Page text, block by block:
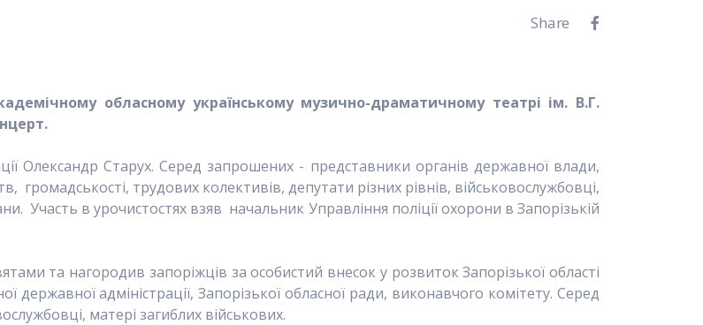
Share
обласному українському музично-драматичному театрі ім. В.Г.
Олександр Старух. Серед запрошених - представники органів державної влади,
громадськості, трудових колективів, депутати різних рівнів, військовослужбовці,
Участь в урочистостях взяв начальник Управління поліції охорони в Запорізькій
та нагородив запоріжців за особистий внесок у розвиток Запорізької області
державної адміністрації, Запорізької обласної ради, виконавчого комітету. Серед
матері загиблих військових.